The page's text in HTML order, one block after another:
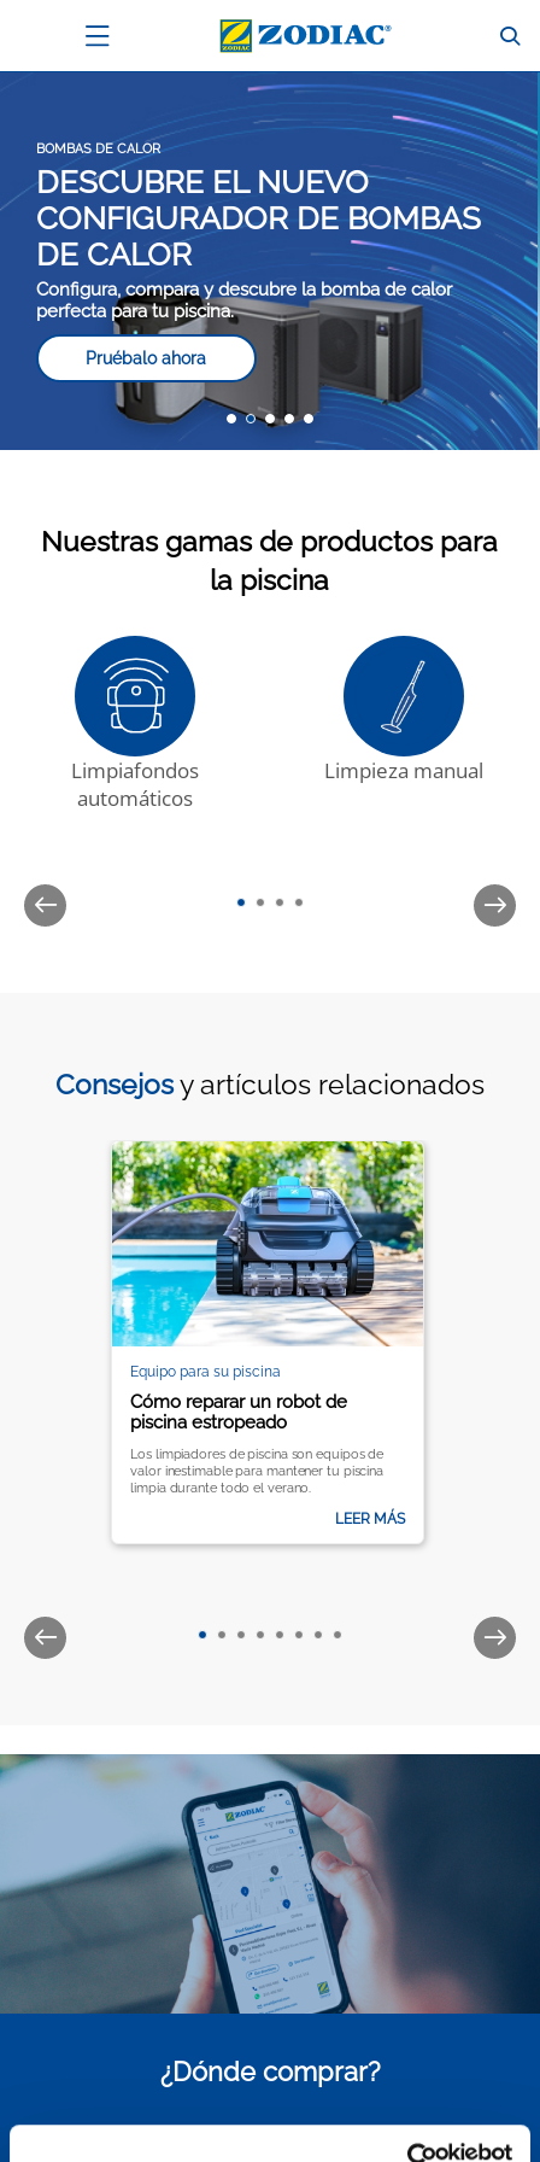
BOMBAS DE CALOR
DESCUBRE EL NUEVO
CONFIGURADOR DE BOMBAS
DE CALOR
Configura, compara y descubre la bomba de calor
perfecta para tu piscina.
Pruébalo ahora
Nuestras gamas de productos para
la piscina
Limpiafondos
automáticos
Limpieza manual
Consejosy artículos relacionados
Equipo para su piscina
Cómo reparar un robot de
piscina estropeado
Los limpiadores de piscina son equipos de
valor inestimable para mantener tu piscina
limpia durante todo el verano.
LEER MÁS
¿Dónde comprar?